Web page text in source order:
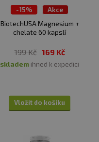
-15%
Akce
BiotechUSA Magnesium +
chelate 60 kapslí
199 Kč 169 Kč
skladem ihned k expedici
Vložit do košíku